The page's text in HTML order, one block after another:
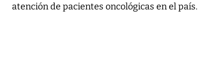
atención de pacientes oncológicas en el país.